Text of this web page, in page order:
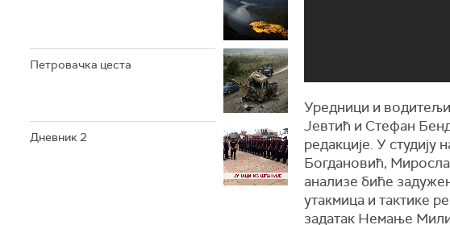
Петровачка цеста
Дневник 2
Уредници и водитељи
Јевтић и Стефан
редакције. У студију
Богдановић,
анализе биће
утакмица и тактике
задатак Немање